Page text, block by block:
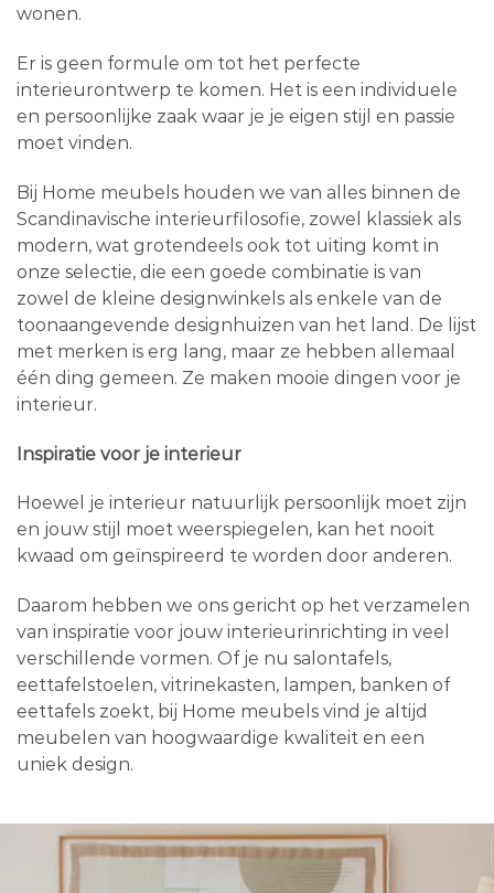
wonen.
Er is geen formule om tot het perfecte
interieurontwerp te komen. Het is een individuele
en persoonlijke zaak waar je je eigen stijl en passie
moet vinden.
Bij Home meubels houden we van alles binnen de
Scandinavische interieurfilosofie, zowel klassiek als
modern, wat grotendeels ook tot uiting komt in
onze selectie, die een goede combinatie is van
zowel de kleine designwinkels als enkele van de
toonaangevende designhuizen van het land. De lijst
met merken is erg lang, maar ze hebben allemaal
één ding gemeen. Ze maken mooie dingen voor je
interieur.
Inspiratie voor je interieur
Hoewel je interieur natuurlijk persoonlijk moet zijn
en jouw stijl moet weerspiegelen, kan het nooit
kwaad om geïnspireerd te worden door anderen.
Daarom hebben we ons gericht op het verzamelen
van inspiratie voor jouw interieurinrichting in veel
verschillende vormen. Of je nu salontafels,
eettafelstoelen, vitrinekasten, lampen, banken of
eettafels zoekt, bij Home meubels vind je altijd
meubelen van hoogwaardige kwaliteit en een
uniek design.